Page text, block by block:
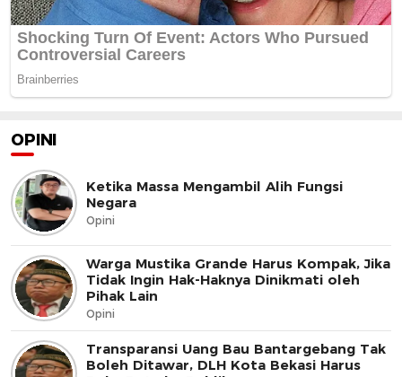
OPINI
Ketika Massa Mengambil Alih Fungsi
Negara
Opini
Warga Mustika Grande Harus Kompak, Jika
Tidak Ingin Hak-Haknya Dinikmati oleh
Pihak Lain
Opini
Transparansi Uang Bau Bantargebang Tak
Boleh Ditawar, DLH Kota Bekasi Harus